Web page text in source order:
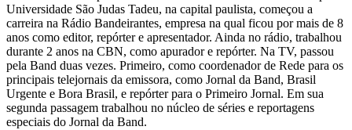
Universidade São Judas Tadeu, na capital paulista, começou a
carreira na Rádio Bandeirantes, empresa na qual ficou por mais de 8
anos como editor, repórter e apresentador. Ainda no rádio, trabalhou
durante 2 anos na CBN, como apurador e repórter. Na TV, passou
pela Band duas vezes. Primeiro, como coordenador de Rede para os
principais telejornais da emissora, como Jornal da Band, Brasil
Urgente e Bora Brasil, e repórter para o Primeiro Jornal. Em sua
segunda passagem trabalhou no núcleo de séries e reportagens
especiais do Jornal da Band.